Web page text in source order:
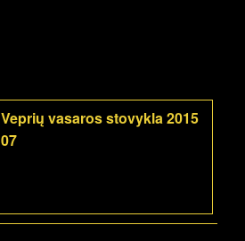
Veprių vasaros stovykla 2015
07